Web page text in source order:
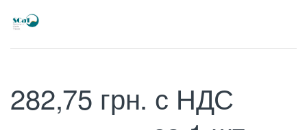
282,75 грн. с НДС